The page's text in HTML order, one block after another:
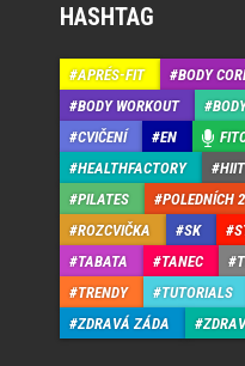
HASHTAG
APRÉS-FIT BODY
BODY WORKOUT
CVIČENÍ
EN
HEALTHFACTORY
HIIT
PILATES
POLEDNÍCH
ROZCVIČKA
SK
TABATA
TANEC
TRENDY
TUTORIALS
ZDRAVÁ ZÁDA